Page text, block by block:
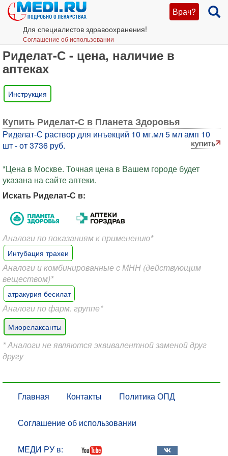
Врач?
Для специалистов здравоохранения!
Соглашение об использовании
Риделат-С - цена, наличие в
аптеках
Инструкция
Купить Риделат-С в Планета Здоровья
Риделат-С раствор для инъекций 10 мг.мл 5 мл амп 10
шт - от 3736 руб.
*Цена в Москве. Точная цена в Вашем городе будет
указана на сайте аптеки.
Искать Риделат-С в:
Аналоги по показаниям к применению*
Интубация трахеи
Аналоги и комбинированные с МНН (действующим
веществом)*
атракурия бесилат
Аналоги по фарм. группе*
Миорелаксанты
* Аналоги не являются эквивалентной заменой друг
другу
Главная Контакты Политика ОПД
Соглашение об использовании
МЕДИ РУ в: